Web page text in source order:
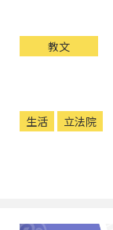
教文
生活 立法院